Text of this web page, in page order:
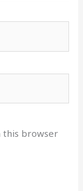
this browser